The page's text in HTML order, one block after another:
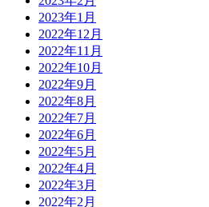
2023年1月
2022年12月
2022年11月
2022年10月
2022年9月
2022年8月
2022年7月
2022年6月
2022年5月
2022年4月
2022年3月
2022年2月